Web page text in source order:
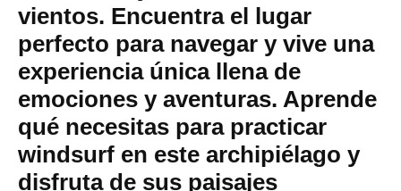
vientos. Encuentra el lugar
perfecto para navegar y vive una
experiencia única llena de
emociones y aventuras. Aprende
qué necesitas para practicar
windsurf en este archipiélago y
disfruta de sus paisajes